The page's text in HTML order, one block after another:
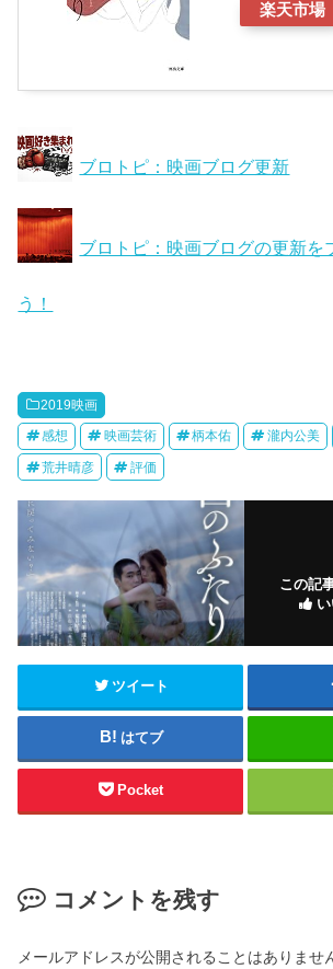
楽天市場
ブロトピ：映画ブログ更新
ブロトピ：映画ブログの更新を
う！
2019映画
感想 映画芸術 柄本佑 瀧内公美
荒井晴彦 評価
この記
ツイート
はてブ
Pocket
コメントを残す
メールアドレスが公開されることはありませ